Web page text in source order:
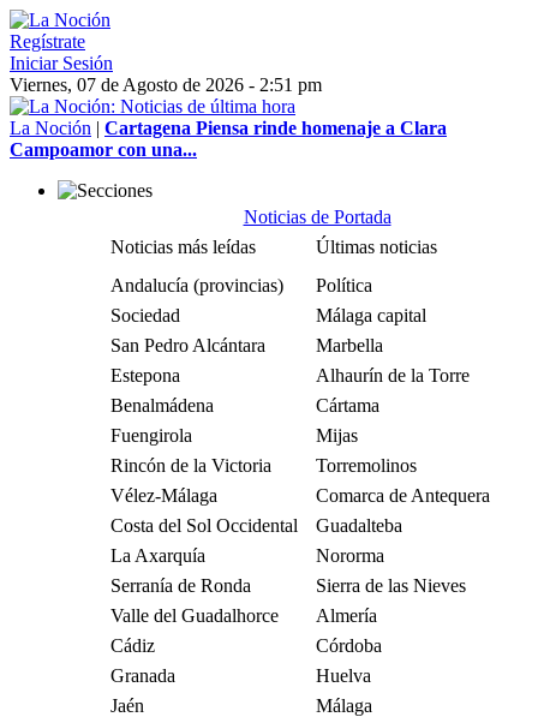
Regístrate
Iniciar Sesión
Viernes, 07 de Agosto de 2026 - 2:51 pm
La Noción | Cartagena Piensa rinde homenaje a Clara
Campoamor con una...
Noticias de Portada
Noticias más leídas
Últimas noticias
Andalucía (provincias)
Política
Sociedad
Málaga capital
San Pedro Alcántara
Marbella
Estepona
Alhaurín de la Torre
Benalmádena
Cártama
Fuengirola
Mijas
Rincón de la Victoria
Torremolinos
Vélez-Málaga
Comarca de Antequera
Costa del Sol Occidental
Guadalteba
La Axarquía
Nororma
Serranía de Ronda
Sierra de las Nieves
Valle del Guadalhorce
Almería
Cádiz
Córdoba
Granada
Huelva
Jaén
Málaga